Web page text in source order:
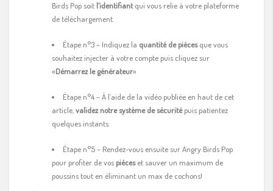
Birds Pop soit l’identifiantqui vous relie à votre plateforme
de téléchargement.
Étape n°3 – Indiquez la quantité de piècesque vous
souhaitez injecter à votre compte puis cliquez sur
«Démarrez le générateur»
Étape n°4 – À l’aide de la vidéo publiée en haut de cet
article, validez notre système de sécuritépuis patientez
quelques instants.
Étape n°5 – Rendez-vous ensuite sur Angry Birds Pop
pour profiter de vos pièceset sauver un maximum de
poussins tout en éliminant un max de cochons!